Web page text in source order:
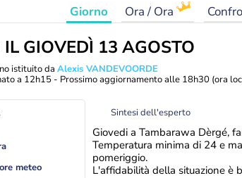
Giorno Ora / Ora
GIOVEDÌ 13 AGOSTO
istituito da Alexis VANDEVOORDE
a 12h15 - Prossimo aggiornamento alle 18h30 (ora
meteo
Sintesi dell'esperto
Giovedi a Tambarawa Dèrgé,
Temperatura minima di 24 e
pomeriggio.
L'affidabilità della situazione è